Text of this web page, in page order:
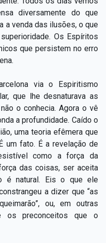
diversamente do que
a venda das ilusões, o que
Os Espíritos
que persistem no erro
via o Espiritismo
que lhe desnaturava as
o conhecia. Agora o vê
a profundidade. Caído o
uma teoria efêmera que
um fato. É a revelação de
como a força da
das coisas, ser aceita
é natural. Eis o que ele
a dizer que “as
ou, em outras
os preconceitos que o